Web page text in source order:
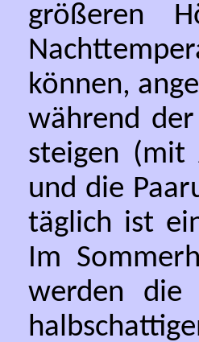
größeren
können,
während
steigen (mit
und die
täglich ist
Im
werden die